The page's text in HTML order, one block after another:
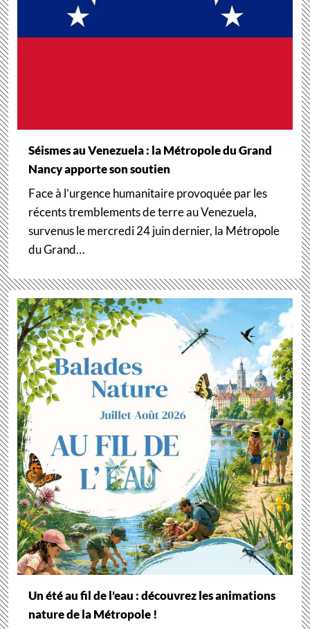
Séismes au Venezuela : la Métropole du Grand
Nancy apporte son soutien
Face à l’urgence humanitaire provoquée par les
récents tremblements de terre au Venezuela,
survenus le mercredi 24 juin dernier, la Métropole
du Grand…
Un été au fil de l'eau : découvrez les animations
nature de la Métropole !